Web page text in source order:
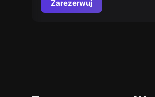
Zarezerwuj